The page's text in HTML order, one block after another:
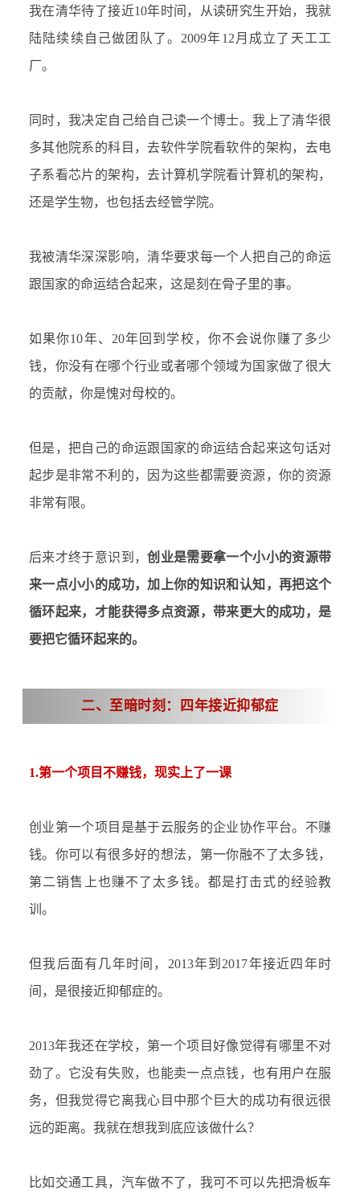
我在清华待了接近10年时间，从读研究生开始，我就
陆陆续续自己做团队了。2009年12月成立了天工工
厂。
同时，我决定自己给自己读一个博士。我上了清华很
多其他院系的科目，去软件学院看软件的架构，去电
子系看芯片的架构，去计算机学院看计算机的架构，
还是学生物，也包括去经管学院。
我被清华深深影响，清华要求每一个人把自己的命运
跟国家的命运结合起来，这是刻在骨子里的事。
如果你10年、20年回到学校，你不会说你赚了多少
钱，你没有在哪个行业或者哪个领域为国家做了很大
的贡献，你是愧对母校的。
但是，把自己的命运跟国家的命运结合起来这句话对
起步是非常不利的，因为这些都需要资源，你的资源
非常有限。
后来才终于意识到，创业是需要拿一个小小的资源带
来一点小小的成功，加上你的知识和认知，再把这个
循环起来，才能获得多点资源，带来更大的成功，是
要把它循环起来的。
二、至暗时刻：四年接近抑郁症
1.第一个项目不赚钱，现实上了一课
创业第一个项目是基于云服务的企业协作平台。不赚
钱。你可以有很多好的想法，第一你融不了太多钱，
第二销售上也赚不了太多钱。都是打击式的经验教
训。
但我后面有几年时间， 2013年到2017年接近四年时
间，是很接近抑郁症的。
2013年我还在学校，第一个项目好像觉得有哪里不对
劲了。它没有失败，也能卖一点点钱，也有用户在服
务，但我觉得它离我心目中那个巨大的成功有很远很
远的距离。我就在想我到底应该做什么？
比如交通工具，汽车做不了，我可不可以先把滑板车